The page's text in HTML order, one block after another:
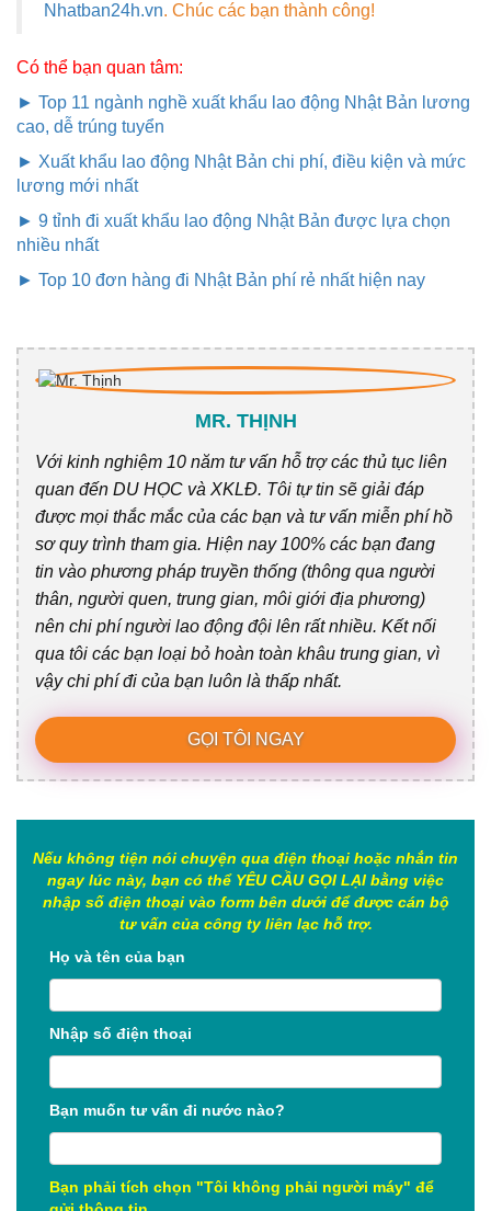
Nhatban24h.vn. Chúc các bạn thành công!
Có thể bạn quan tâm:
► Top 11 ngành nghề xuất khẩu lao động Nhật Bản lương
cao, dễ trúng tuyển
► Xuất khẩu lao động Nhật Bản chi phí, điều kiện và mức
lương mới nhất
► 9 tỉnh đi xuất khẩu lao động Nhật Bản được lựa chọn
nhiều nhất
► Top 10 đơn hàng đi Nhật Bản phí rẻ nhất hiện nay
MR. THỊNH
Với kinh nghiệm 10 năm tư vấn hỗ trợ các thủ tục liên
quan đến DU HỌC và XKLĐ. Tôi tự tin sẽ giải đáp
được mọi thắc mắc của các bạn và tư vấn miễn phí hồ
sơ quy trình tham gia. Hiện nay 100% các bạn đang
tin vào phương pháp truyền thống (thông qua người
thân, người quen, trung gian, môi giới địa phương)
nên chi phí người lao động đội lên rất nhiều. Kết nối
qua tôi các bạn loại bỏ hoàn toàn khâu trung gian, vì
vậy chi phí đi của bạn luôn là thấp nhất.
GỌI TÔI NGAY
Nếu không tiện nói chuyện qua điện thoại hoặc nhắn tin
ngay lúc này, bạn có thể YÊU CẦU GỌI LẠI bằng việc
nhập số điện thoại vào form bên dưới để được cán bộ
tư vấn của công ty liên lạc hỗ trợ.
Họ và tên của bạn
Nhập số điện thoại
Bạn muốn tư vấn đi nước nào?
Bạn phải tích chọn "Tôi không phải người máy" để